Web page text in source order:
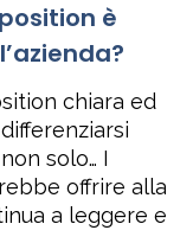
è
chiara ed
solo… I
offrire alla
a leggere e